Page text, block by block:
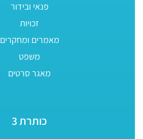
פנאי ובידור
זכויות
מאמרים ומחקרים
משפט
מאגר סרטים
כותרת 3